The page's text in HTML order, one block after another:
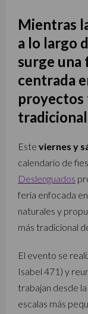
Mientras
a lo largo
surge una
centrada
Este viernes y
calendario de
Deslenguados
feria enfocada
naturales y
más tradicional
El evento se
Isabel 471) y
trabajan desde
escalas más